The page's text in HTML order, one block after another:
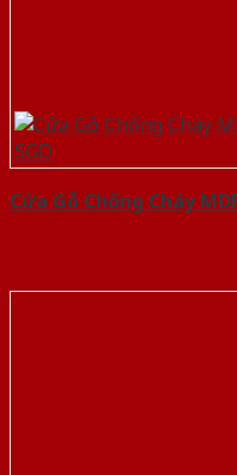
Cửa Gỗ Chống Cháy